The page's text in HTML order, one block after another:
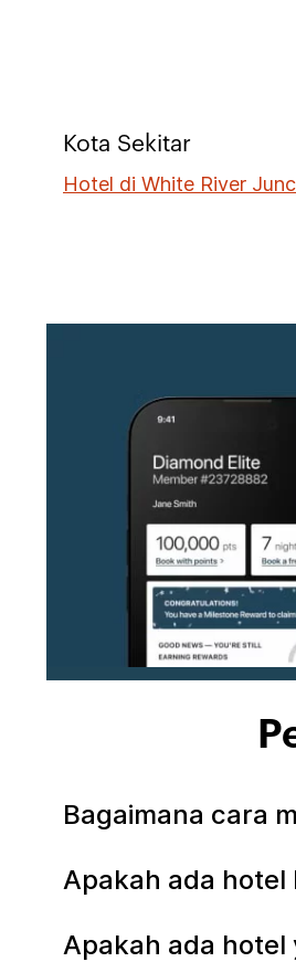
Kota Sekitar
Hotel di White River
Bagaimana cara
Apakah ada hotel
Apakah ada hotel